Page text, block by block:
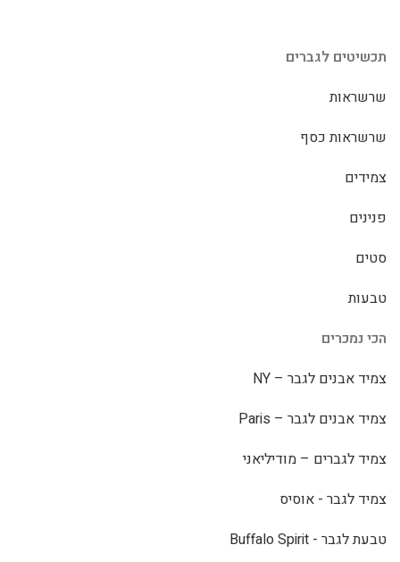
תכשיטים לגברים
שרשראות
שרשראות כסף
צמידים
פנינים
סטים
טבעות
הכי נמכרים
צמיד אבנים לגבר – NY
צמיד אבנים לגבר – Paris
צמיד לגברים – מודיליאני
צמיד לגבר - אוסיס
טבעת לגבר - Buffalo Spirit